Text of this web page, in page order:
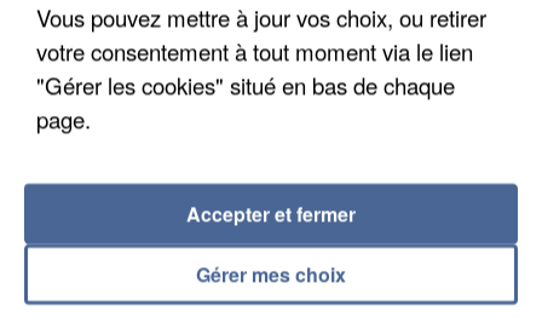
Vous pouvez mettre à jour vos choix, ou retirer
votre consentement à tout moment via le lien
"Gérer les cookies" situé en bas de chaque
page.
Gérer mes choix
Accepter et fermer